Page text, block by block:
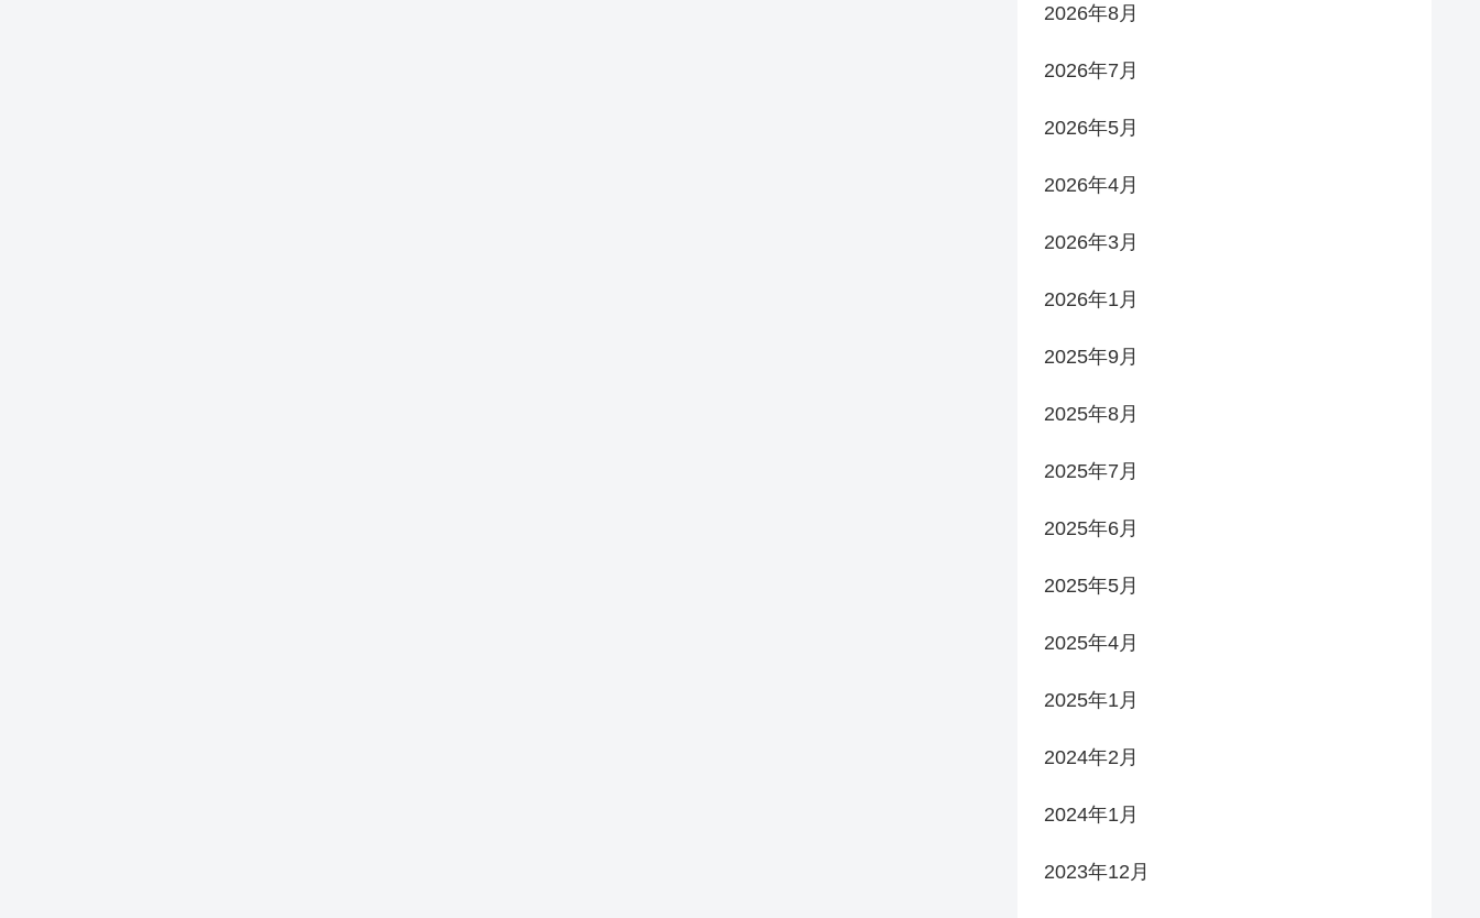
2026年8月
2026年7月
2026年5月
2026年4月
2026年3月
2026年1月
2025年9月
2025年8月
2025年7月
2025年6月
2025年5月
2025年4月
2025年1月
2024年2月
2024年1月
2023年12月